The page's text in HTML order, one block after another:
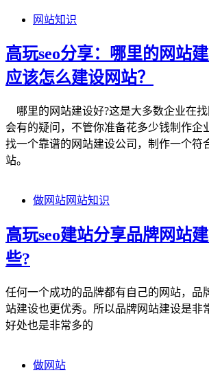
网站知识
高玩seo分享：哪里的网站
应该怎么建设网站？
哪里的网站建设好?这是大多数企业在
会有的疑问，不管你准备花多少钱制作企
找一个靠谱的网站建设公司，制作一个符
站。
做网站网站知识
高玩seo建站分享品牌网站
些?
任何一个成功的品牌都有自己的网站，品
站建设也更优秀。所以品牌网站建设是非
好处也是非常多的
做网站